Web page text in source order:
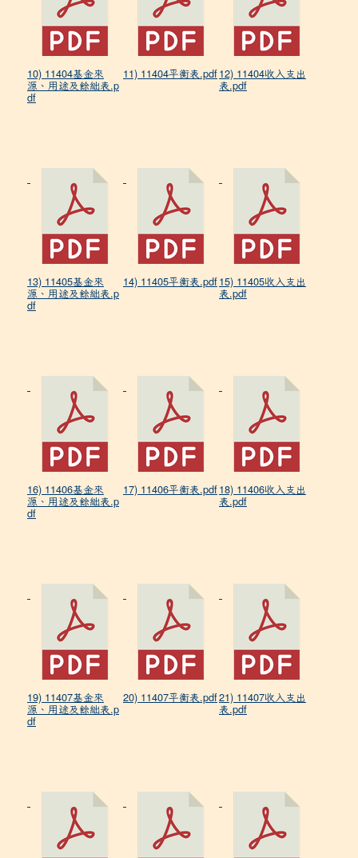
10) 11404基金來
源、用途及餘絀表.p
df
11) 11404平衡表.pdf12) 11404收入支出
表.pdf
13) 11405基金來
源、用途及餘絀表.p
df
14) 11405平衡表.pdf15) 11405收入支出
表.pdf
16) 11406基金來
源、用途及餘絀表.p
df
17) 11406平衡表.pdf18) 11406收入支出
表.pdf
19) 11407基金來
源、用途及餘絀表.p
df
20) 11407平衡表.pdf21) 11407收入支出
表.pdf